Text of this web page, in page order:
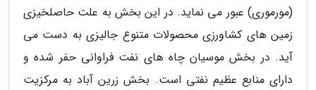
(مورموری) عبور می نماید. در این بخش به علت حاصلخیزی
زمین های کشاورزی محصولات متنوع جالیزی به دست می
آید. در بخش موسیان چاه های نفت فراوانی حفر شده و
دارای منابع عظیم نفتی است. بخش زرین آباد به مرکزیت